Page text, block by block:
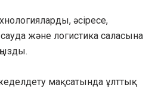
әсіресе,
және логистика саласына
мақсатында ұлттық